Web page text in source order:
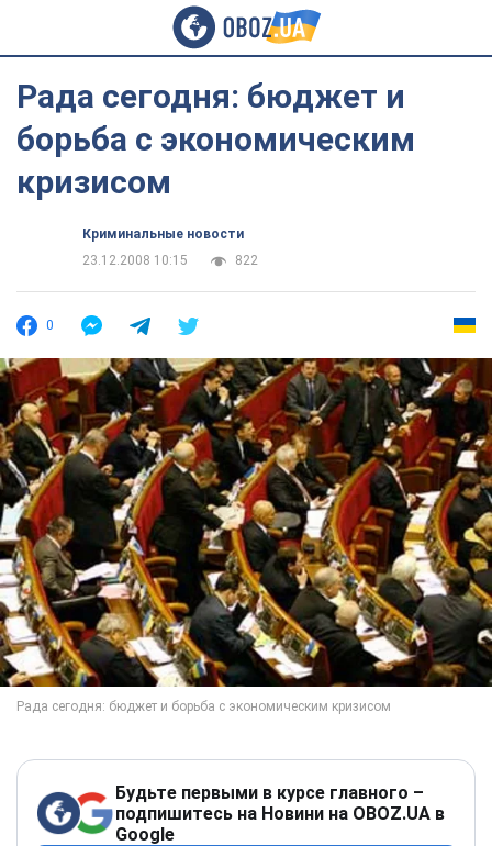
Рада сегодня: бюджет и
борьба с экономическим
кризисом
Криминальные новости
23.12.2008 10:15
822
0
Будьте первыми в курсе главного –
подпишитесь на Новини на OBOZ.UA в
Google